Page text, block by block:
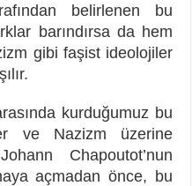
belirlenen bu
barındırsa da hem
gibi faşist ideolojiler
kurduğumuz bu
ve Nazizm üzerine
Chapoutot’nun
açmadan önce, bu